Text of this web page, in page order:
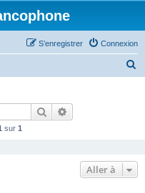
Connexion
S’enregistrer
Rechercher
sur 1
Aller à